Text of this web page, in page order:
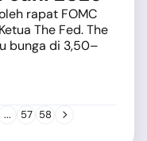
rapat FOMC
The Fed. The
bunga di 3,50–
... 57 58